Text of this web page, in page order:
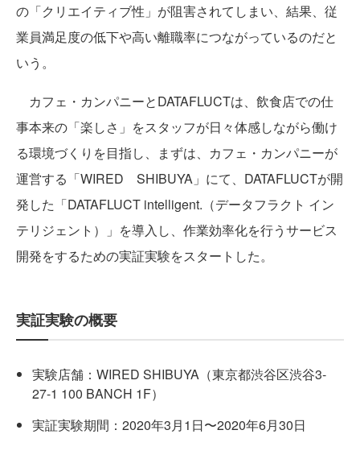
の「クリエイティブ性」が阻害されてしまい、結果、従
業員満足度の低下や高い離職率につながっているのだと
いう。
カフェ・カンパニーとDATAFLUCTは、飲食店での仕
事本来の「楽しさ」をスタッフが日々体感しながら働け
る環境づくりを目指し、まずは、カフェ・カンパニーが
運営する「WIRED SHIBUYA」にて、DATAFLUCTが開
発した「DATAFLUCT intelligent.（データフラクト イン
テリジェント）」を導入し、作業効率化を行うサービス
開発をするための実証実験をスタートした。
実証実験の概要
実験店舗：WIRED SHIBUYA（東京都渋谷区渋谷3-
27-1 100 BANCH 1F）
実証実験期間：2020年3月1日〜2020年6月30日